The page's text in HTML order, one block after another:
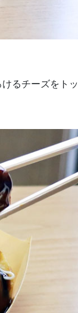
るチーズをトッ